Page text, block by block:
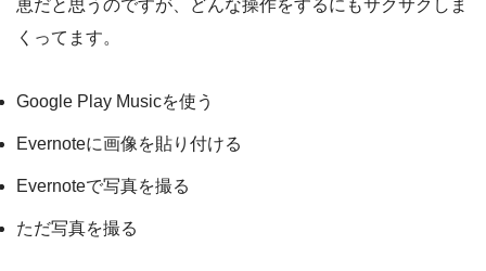
恵だと思うのですが、どんな操作をするにもサクサクしま
くってます。
Google Play Musicを使う
Evernoteに画像を貼り付ける
Evernoteで写真を撮る
ただ写真を撮る